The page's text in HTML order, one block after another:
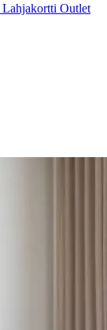
Lahjakortti Outlet